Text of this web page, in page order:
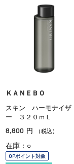
ＫＡＮＥＢＯ
スキン ハーモナイザ
ー ３２０ｍＬ
8,800 円 （税込）
在庫：○
OPポイント対象